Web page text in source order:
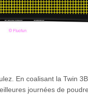
En coalisant la Twin
journées de